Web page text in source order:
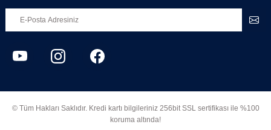
© Tüm Hakları Saklıdır. Kredi kartı bilgileriniz 256bit SSL sertifikası ile %100
koruma altında!